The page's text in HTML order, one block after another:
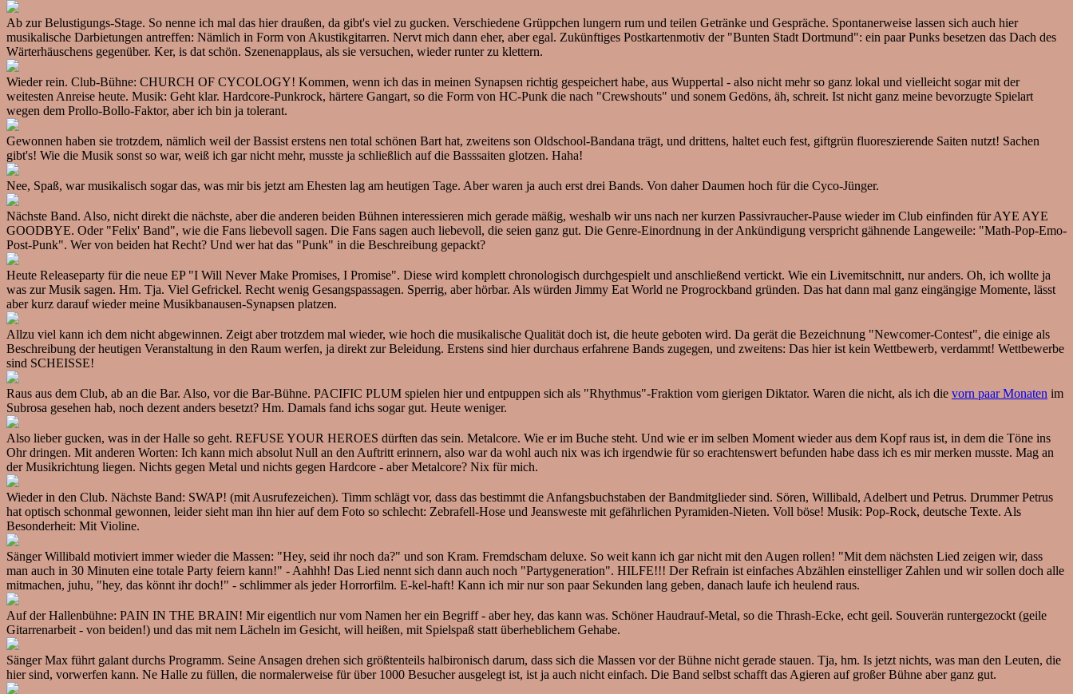
Ab zur Belustigungs-Stage. So nenne ich mal das hier draußen, da gibt's viel zu gucken. Verschiedene Grüppchen lungern rum und teilen Getränke und Gespräche. Spontanerweise lassen sich auch hier
musikalische Darbietungen antreffen: Nämlich in Form von Akustikgitarren. Nervt mich dann eher, aber egal. Zukünftiges Postkartenmotiv der "Bunten Stadt Dortmund": ein paar Punks besetzen das Dach des
Wärterhäuschens gegenüber. Ker, is dat schön. Szenenapplaus, als sie versuchen, wieder runter zu klettern.
Wieder rein. Club-Bühne: CHURCH OF CYCOLOGY! Kommen, wenn ich das in meinen Synapsen richtig gespeichert habe, aus Wuppertal - also nicht mehr so ganz lokal und vielleicht sogar mit der
weitesten Anreise heute. Musik: Geht klar. Hardcore-Punkrock, härtere Gangart, so die Form von HC-Punk die nach "Crewshouts" und sonem Gedöns, äh, schreit. Ist nicht ganz meine bevorzugte Spielart
wegen dem Prollo-Bollo-Faktor, aber ich bin ja tolerant.
Gewonnen haben sie trotzdem, nämlich weil der Bassist erstens nen total schönen Bart hat, zweitens son Oldschool-Bandana trägt, und drittens, haltet euch fest, giftgrün fluoreszierende Saiten nutzt! Sachen
gibt's! Wie die Musik sonst so war, weiß ich gar nicht mehr, musste ja schließlich auf die Basssaiten glotzen. Haha!
Nee, Spaß, war musikalisch sogar das, was mir bis jetzt am Ehesten lag am heutigen Tage. Aber waren ja auch erst drei Bands. Von daher Daumen hoch für die Cyco-Jünger.
Nächste Band. Also, nicht direkt die nächste, aber die anderen beiden Bühnen interessieren mich gerade mäßig, weshalb wir uns nach ner kurzen Passivraucher-Pause wieder im Club einfinden für AYE AYE
GOODBYE. Oder "Felix' Band", wie die Fans liebevoll sagen. Die Fans sagen auch liebevoll, die seien ganz gut. Die Genre-Einordnung in der Ankündigung verspricht gähnende Langeweile: "Math-Pop-Emo-
Post-Punk". Wer von beiden hat Recht? Und wer hat das "Punk" in die Beschreibung gepackt?
Heute Releaseparty für die neue EP "I Will Never Make Promises, I Promise". Diese wird komplett chronologisch durchgespielt und anschließend vertickt. Wie ein Livemitschnitt, nur anders. Oh, ich wollte ja
was zur Musik sagen. Hm. Tja. Viel Gefrickel. Recht wenig Gesangspassagen. Sperrig, aber hörbar. Als würden Jimmy Eat World ne Progrockband gründen. Das hat dann mal ganz eingängige Momente, lässt
aber kurz darauf wieder meine Musikbanausen-Synapsen platzen.
Allzu viel kann ich dem nicht abgewinnen. Zeigt aber trotzdem mal wieder, wie hoch die musikalische Qualität doch ist, die heute geboten wird. Da gerät die Bezeichnung "Newcomer-Contest", die einige als
Beschreibung der heutigen Veranstaltung in den Raum werfen, ja direkt zur Beleidung. Erstens sind hier durchaus erfahrene Bands zugegen, und zweitens: Das hier ist kein Wettbewerb, verdammt! Wettbewerbe
sind SCHEISSE!
Raus aus dem Club, ab an die Bar. Also, vor die Bar-Bühne. PACIFIC PLUM spielen hier und entpuppen sich als "Rhythmus"-Fraktion vom gierigen Diktator. Waren die nicht, als ich die vorn paar Monaten im
Subrosa gesehen hab, noch dezent anders besetzt? Hm. Damals fand ichs sogar gut. Heute weniger.
Also lieber gucken, was in der Halle so geht. REFUSE YOUR HEROES dürften das sein. Metalcore. Wie er im Buche steht. Und wie er im selben Moment wieder aus dem Kopf raus ist, in dem die Töne ins
Ohr dringen. Mit anderen Worten: Ich kann mich absolut Null an den Auftritt erinnern, also war da wohl auch nix was ich irgendwie für so erachtenswert befunden habe dass ich es mir merken musste. Mag an
der Musikrichtung liegen. Nichts gegen Metal und nichts gegen Hardcore - aber Metalcore? Nix für mich.
Wieder in den Club. Nächste Band: SWAP! (mit Ausrufezeichen). Timm schlägt vor, dass das bestimmt die Anfangsbuchstaben der Bandmitglieder sind. Sören, Willibald, Adelbert und Petrus. Drummer Petrus
hat optisch schonmal gewonnen, leider sieht man ihn hier auf dem Foto so schlecht: Zebrafell-Hose und Jeansweste mit gefährlichen Pyramiden-Nieten. Voll böse! Musik: Pop-Rock, deutsche Texte. Als
Besonderheit: Mit Violine.
Sänger Willibald motiviert immer wieder die Massen: "Hey, seid ihr noch da?" und son Kram. Fremdscham deluxe. So weit kann ich gar nicht mit den Augen rollen! "Mit dem nächsten Lied zeigen wir, dass
man auch in 30 Minuten eine totale Party feiern kann!" - Aahhh! Das Lied nennt sich dann auch noch "Partygeneration". HILFE!!! Der Refrain ist einfaches Abzählen einstelliger Zahlen und wir sollen doch alle
mitmachen, juhu, "hey, das könnt ihr doch!" - schlimmer als jeder Horrorfilm. E-kel-haft! Kann ich mir nur son paar Sekunden lang geben, danach laufe ich heulend raus.
Auf der Hallenbühne: PAIN IN THE BRAIN! Mir eigentlich nur vom Namen her ein Begriff - aber hey, das kann was. Schöner Haudrauf-Metal, so die Thrash-Ecke, echt geil. Souverän runtergezockt (geile
Gitarrenarbeit - von beiden!) und das mit nem Lächeln im Gesicht, will heißen, mit Spielspaß statt überheblichem Gehabe.
Sänger Max führt galant durchs Programm. Seine Ansagen drehen sich größtenteils halbironisch darum, dass sich die Massen vor der Bühne nicht gerade stauen. Tja, hm. Is jetzt nichts, was man den Leuten, die
hier sind, vorwerfen kann. Ne Halle zu füllen, die normalerweise für über 1000 Besucher ausgelegt ist, ist ja auch nicht einfach. Die Band selbst schafft das Agieren auf großer Bühne aber ganz gut.